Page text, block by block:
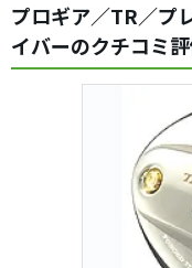
プロギア／TR／プ
イバーのクチコミ